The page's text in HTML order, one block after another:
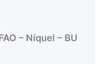
– Níquel – BU